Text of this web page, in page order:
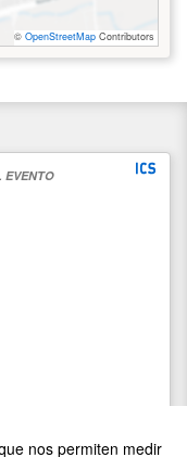
nos permiten medir
© OpenStreetMap Contributors
EVENTO